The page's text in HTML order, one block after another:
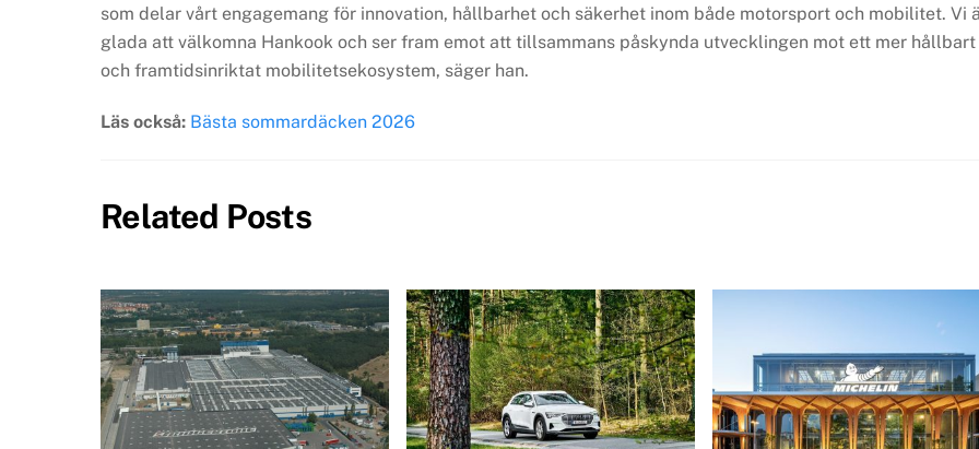
som delar vårt engagemang för innovation, hållbarhet och säkerhet inom både motorsport och mobilitet. Vi
glada att välkomna Hankook och ser fram emot att tillsammans påskynda utvecklingen mot ett mer hållbart
och framtidsinriktat mobilitetsekosystem, säger han.
Läs också: Bästa sommardäcken 2026
Related Posts